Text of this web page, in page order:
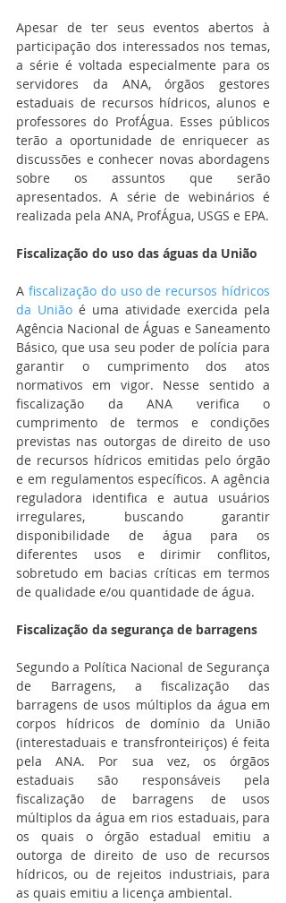
Apesar de ter seus eventos abertos à
participação dos interessados nos temas,
a série é voltada especialmente para os
servidores da ANA, órgãos gestores
estaduais de recursos hídricos, alunos e
professores do ProfÁgua. Esses públicos
terão a oportunidade de enriquecer as
discussões e conhecer novas abordagens
sobre os assuntos que serão
apresentados. A série de webinários é
realizada pela ANA, ProfÁgua, USGS e EPA.
Fiscalização do uso das águas da União
A fiscalização do uso de recursos hídricos
da União é uma atividade exercida pela
Agência Nacional de Águas e Saneamento
Básico, que usa seu poder de polícia para
garantir o cumprimento dos atos
normativos em vigor. Nesse sentido a
fiscalização da ANA verifica o
cumprimento de termos e condições
previstas nas outorgas de direito de uso
de recursos hídricos emitidas pelo órgão
e em regulamentos específicos. A agência
reguladora identifica e autua usuários
irregulares, buscando garantir
disponibilidade de água para os
diferentes usos e dirimir conflitos,
sobretudo em bacias críticas em termos
de qualidade e/ou quantidade de água.
Fiscalização da segurança de barragens
Segundo a Política Nacional de Segurança
de Barragens, a fiscalização das
barragens de usos múltiplos da água em
corpos hídricos de domínio da União
(interestaduais e transfronteiriços) é feita
pela ANA. Por sua vez, os órgãos
estaduais são responsáveis pela
fiscalização de barragens de usos
múltiplos da água em rios estaduais, para
os quais o órgão estadual emitiu a
outorga de direito de uso de recursos
hídricos, ou de rejeitos industriais, para
as quais emitiu a licença ambiental.